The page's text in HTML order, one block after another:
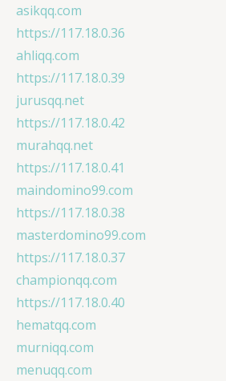
asikqq.com
https://117.18.0.36
ahliqq.com
https://117.18.0.39
jurusqq.net
https://117.18.0.42
murahqq.net
https://117.18.0.41
maindomino99.com
https://117.18.0.38
masterdomino99.com
https://117.18.0.37
championqq.com
https://117.18.0.40
hematqq.com
murniqq.com
menuqq.com